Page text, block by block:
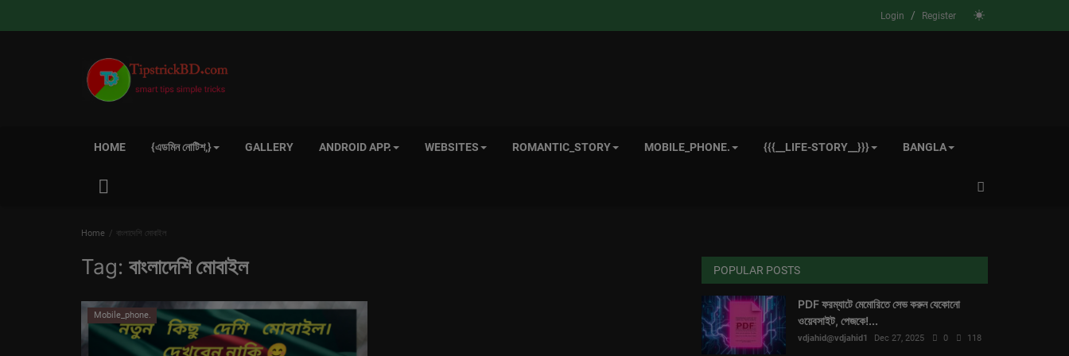
Login / Register
HOME {এডমিন নোটিশ,} GALLERY ANDROID APP. WEBSITES ROMANTIC_STORY MOBILE_PHONE. {{{__LIFE-STORY__}}} BANGLA
Home বাংলাদেশি মোবাইল
Tag: বাংলাদেশি মোবাইল
Mobile_phone.
POPULAR POSTS
PDF ফরম্যাটে মেমোরিতে সেভ করুন যেকোনো
ওয়েবসাইট, পেজকে!...
vdjahid@vdjahid1 Dec 27, 2025 0 118